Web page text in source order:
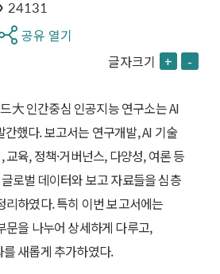
24131
공유 열기
글자크기 + -
大 인간중심 인공지능 연구소는 AI
했다. 보고서는 연구개발, AI 기술
교육, 정책·거버넌스, 다양성, 여론 등
로벌 데이터와 보고 자료들을 심층
리하였다. 특히 이번 보고서에는
문을 나누어 상세하게 다루고,
새롭게 추가하였다.